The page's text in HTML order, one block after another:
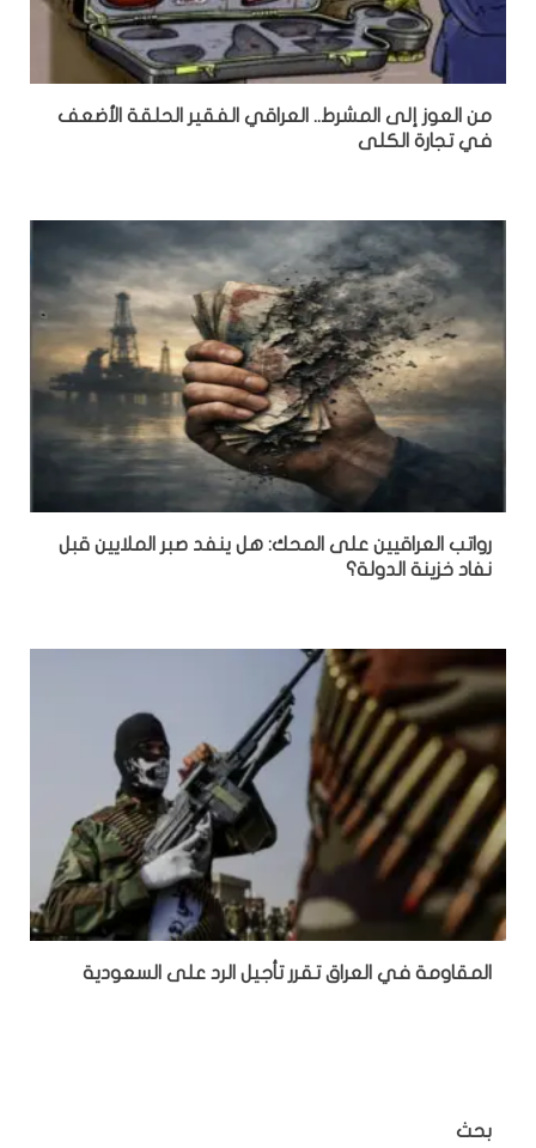
من العوز إلى المشرط.. العراقي الفقير الحلقة الأضعف
في تجارة الكلى
رواتب العراقيين على المحك: هل ينفد صبر الملايين قبل
نفاد خزينة الدولة؟
المقاومة في العراق تقرر تأجيل الرد على السعودية
بحث